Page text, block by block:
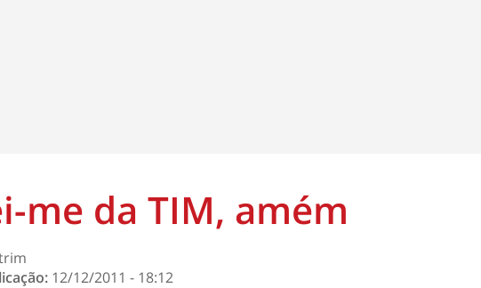
me da TIM, amém
12/12/2011 - 18:12